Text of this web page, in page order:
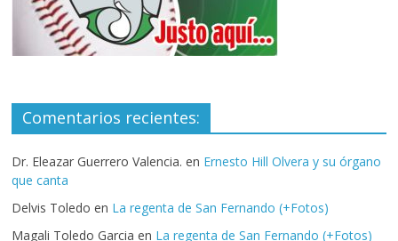
Comentarios recientes:
Dr. Eleazar Guerrero Valencia. en Ernesto Hill Olvera y su órgano
que canta
Delvis Toledo en La regenta de San Fernando (+Fotos)
Magali Toledo Garcia en La regenta de San Fernando (+Fotos)